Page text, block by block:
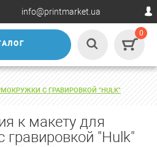
info@printmarket.ua
0
С ГРАВИРОВКОЙ "HULK"
к макету для
гравировкой "Hulk"